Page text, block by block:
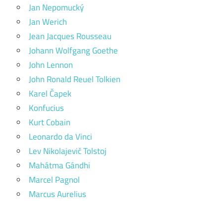
Jan Nepomucký
Jan Werich
Jean Jacques Rousseau
Johann Wolfgang Goethe
John Lennon
John Ronald Reuel Tolkien
Karel Čapek
Konfucius
Kurt Cobain
Leonardo da Vinci
Lev Nikolajevič Tolstoj
Mahátma Gándhi
Marcel Pagnol
Marcus Aurelius